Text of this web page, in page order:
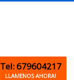
Tel: 679604217
LLAMENOS AHORA!